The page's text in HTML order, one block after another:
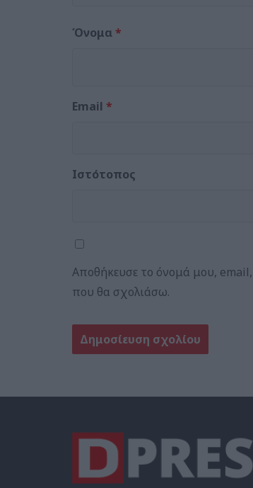
Όνομα *
Email *
Ιστότοπος
Αποθήκευσε το όνομά μου,
που θα σχολιάσω.